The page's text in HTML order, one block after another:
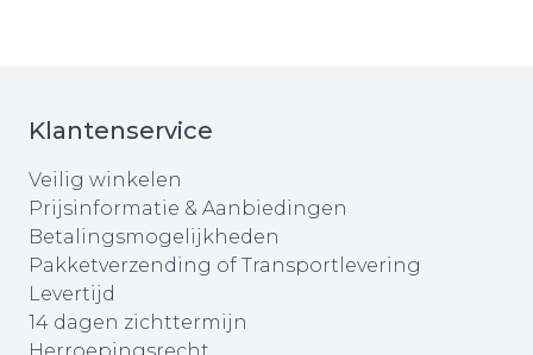
Klantenservice
Veilig winkelen
Prijsinformatie & Aanbiedingen
Betalingsmogelijkheden
Pakketverzending of Transportlevering
Levertijd
14 dagen zichttermijn